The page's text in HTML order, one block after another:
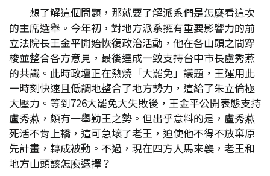
想了解這個問題，那就要了解派系們是怎麼看這次
的主席選舉。今年初，對地方派系擁有重要影響力的前
立法院長王金平開始恢復政治活動，他在各山頭之間穿
梭並整合各方意見，最後達成一致支持台中市長盧秀燕
的共識。此時政壇正在熱燒「大罷免」議題，王運用此
一時刻快速且低調地整合了地方勢力，這給了朱立倫極
大壓力。等到726大罷免大失敗後，王金平公開表態支持
盧秀燕，頗有一舉勤王之勢。但出乎意料的是，盧秀燕
死活不肯上轎，這可急壞了老王，迫使他不得不放棄原
先計畫，轉成被動。不過，現在四方人馬來襲，老王和
地方山頭該怎麼選擇？